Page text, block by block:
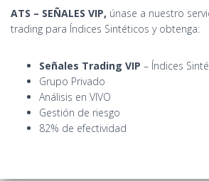
ATS – SEÑALES VIP, únase a nuestro
trading para Índices Sintéticos y obtenga:
Señales Trading VIP – Índices
Grupo Privado
Análisis en VIVO
Gestión de riesgo
82% de efectividad